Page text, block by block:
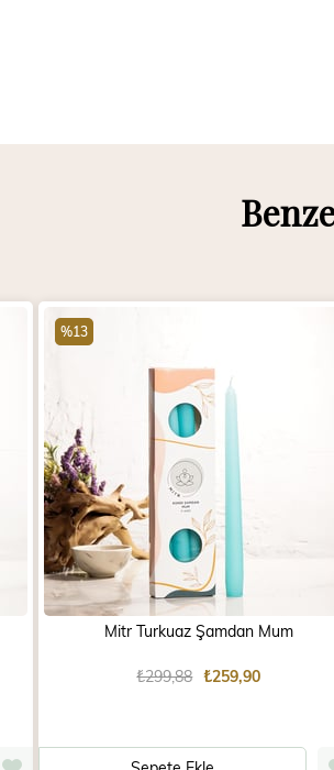
Mitr Turkuaz Şamdan Mum
₺259,90
₺299,88
%13